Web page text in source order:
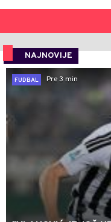
NAJNOVIJE
FUDBAL
Pre 3 min